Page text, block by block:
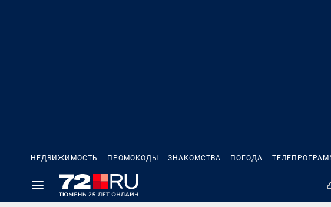
НЕДВИЖИМОСТЬ ПРОМОКОДЫ ЗНАКОМСТВА ПОГОДА